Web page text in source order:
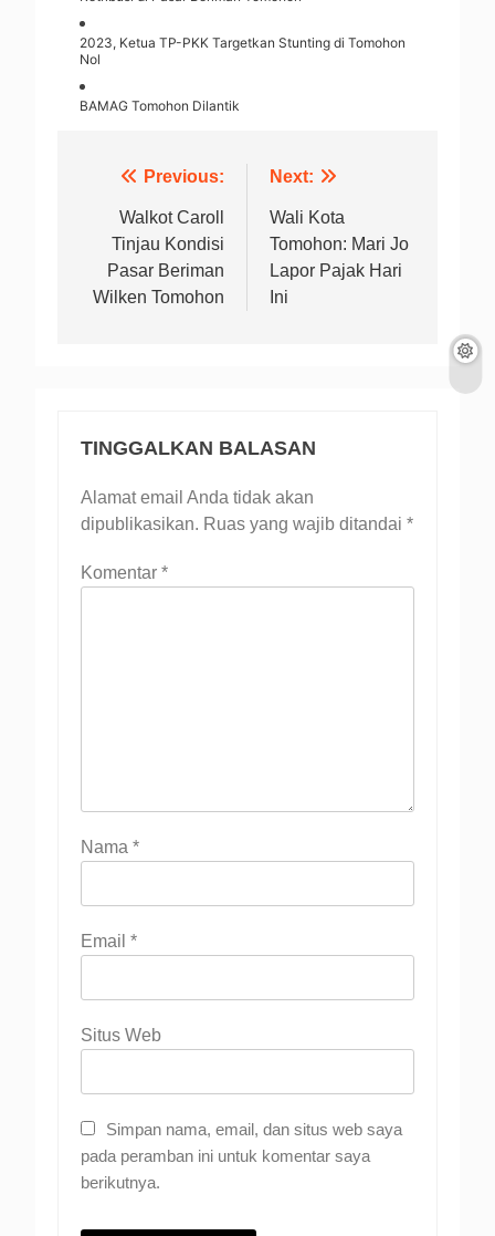
2023, Ketua TP-PKK Targetkan Stunting di Tomohon
Nol
BAMAG Tomohon Dilantik
Navigasi
pos
Previous:
Walkot Caroll
Tinjau Kondisi
Pasar Beriman
Wilken Tomohon
Next:
Wali Kota
Tomohon: Mari Jo
Lapor Pajak Hari
Ini
TINGGALKAN BALASAN
Alamat email Anda tidak akan
dipublikasikan. Ruas yang wajib ditandai *
Komentar *
Nama *
Email *
Situs Web
Simpan nama, email, dan situs web saya
pada peramban ini untuk komentar saya
berikutnya.